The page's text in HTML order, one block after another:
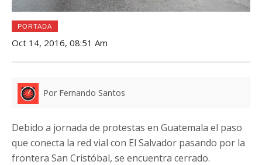
PORTADA
Oct 14, 2016, 08:51 Am
Por Fernando Santos
Debido a jornada de protestas en Guatemala el paso
que conecta la red vial con El Salvador pasando por la
frontera San Cristóbal, se encuentra cerrado.